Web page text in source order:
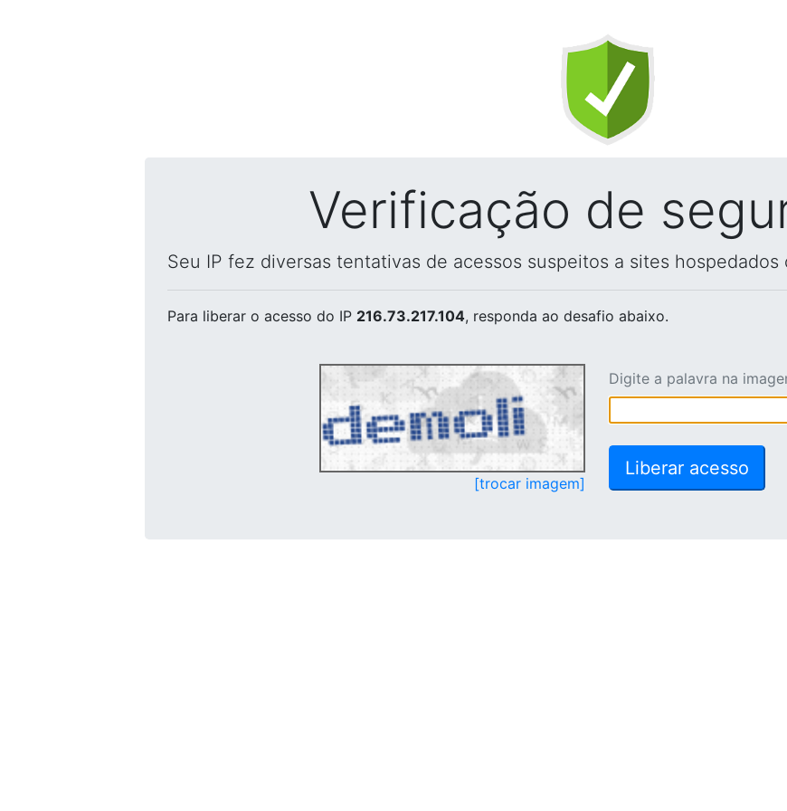
Verificação de
Seu IP fez diversas tentativas de acessos suspeitos a sites hospedados
Para liberar o acesso do IP 216.73.217.104, responda ao desafio abaixo.
[trocar imagem]
Digite a palavra na